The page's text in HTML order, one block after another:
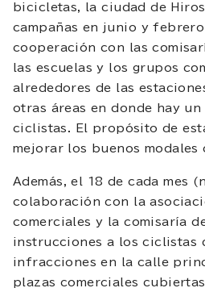
bicicletas, la ciudad de
campañas en junio y
cooperación con las
las escuelas y los grupos
alrededores de las
otras áreas en donde hay un
ciclistas. El propósito de
mejorar los buenos modales
Además, el 18 de cada mes
colaboración con la
comerciales y la comisaría
instrucciones a los ciclistas
infracciones en la calle
plazas comerciales cubiertas.